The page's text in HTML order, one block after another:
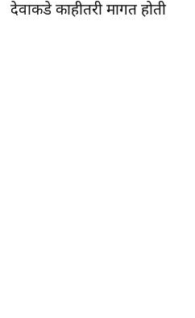
देवाकडे काहीतरी मागत होती